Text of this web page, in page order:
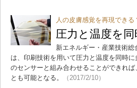
人の皮膚感覚を再現できる
圧力と温度を
新エネルギー・産業技術
は、印刷技術を用いて圧力と温度を同時
のセンサーと組み合わせることができれ
とも可能となる。
（2017/2/10）